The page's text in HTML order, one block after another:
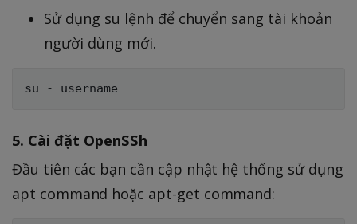
Sử dụng su lệnh để chuyển sang tài khoản
người dùng mới.
5. Cài đặt OpenSSh
Đầu tiên các bạn cần cập nhật hệ thống sử dụng
apt command hoặc apt-get command: